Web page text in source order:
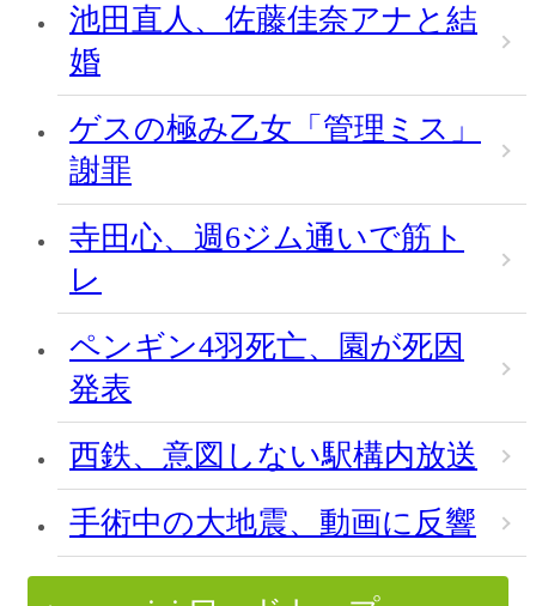
池田直人、佐藤佳奈アナと結
婚
ゲスの極み乙女「管理ミス」
謝罪
寺田心、週6ジム通いで筋ト
レ
ペンギン4羽死亡、園が死因
発表
西鉄、意図しない駅構内放送
手術中の大地震、動画に反響